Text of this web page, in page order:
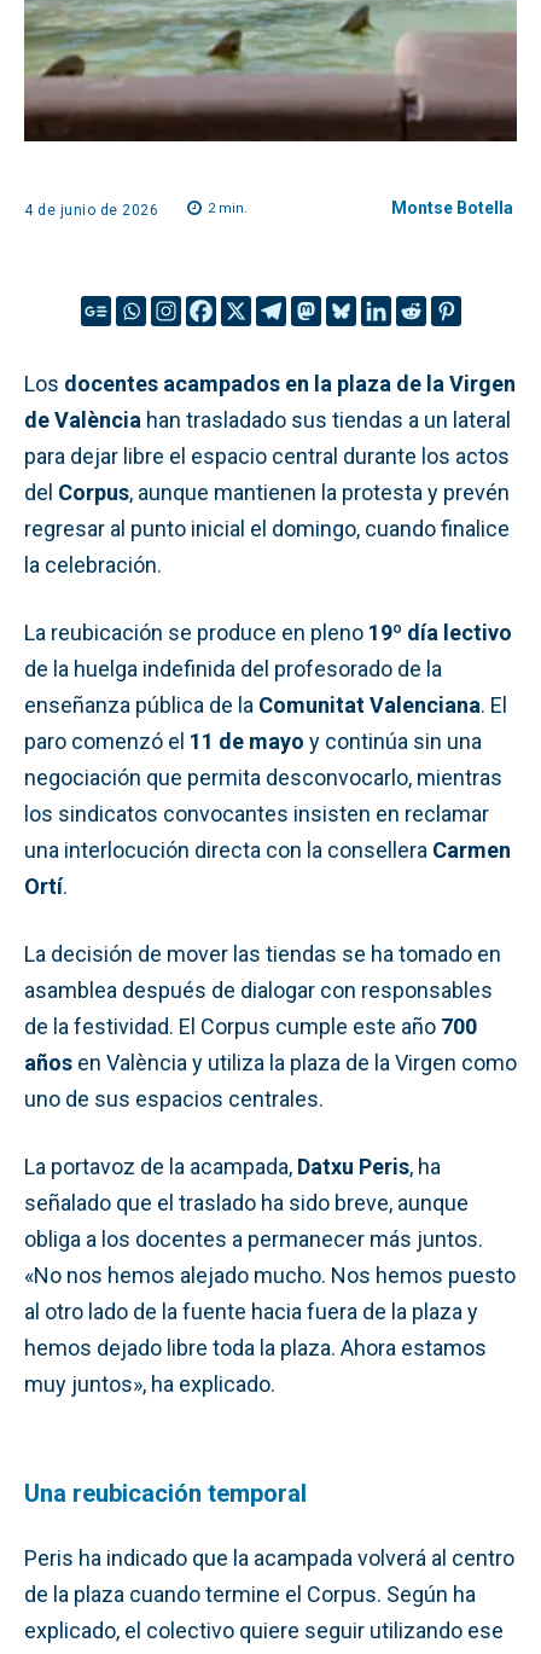
4 de junio de 2026 2min. Montse Botella
Los docentes acampados en la plaza de la Virgen
de València han trasladado sus tiendas a un lateral
para dejar libre el espacio central durante los actos
del Corpus, aunque mantienen la protesta y prevén
regresar al punto inicial el domingo, cuando finalice
la celebración.
La reubicación se produce en pleno 19º día lectivo
de la huelga indefinida del profesorado de la
enseñanza pública de la Comunitat Valenciana. El
paro comenzó el 11 de mayo y continúa sin una
negociación que permita desconvocarlo, mientras
los sindicatos convocantes insisten en reclamar
una interlocución directa con la consellera Carmen
Ortí.
La decisión de mover las tiendas se ha tomado en
asamblea después de dialogar con responsables
de la festividad. El Corpus cumple este año 700
años en València y utiliza la plaza de la Virgen como
uno de sus espacios centrales.
La portavoz de la acampada, Datxu Peris, ha
señalado que el traslado ha sido breve, aunque
obliga a los docentes a permanecer más juntos.
«No nos hemos alejado mucho. Nos hemos puesto
al otro lado de la fuente hacia fuera de la plaza y
hemos dejado libre toda la plaza. Ahora estamos
muy juntos», ha explicado.
Una reubicación temporal
Peris ha indicado que la acampada volverá al centro
de la plaza cuando termine el Corpus. Según ha
explicado, el colectivo quiere seguir utilizando ese